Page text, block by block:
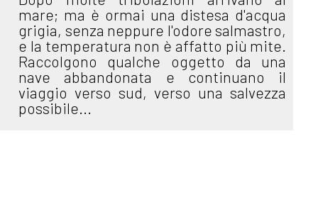
mare; ma è ormai una distesa d'acqua
grigia, senza neppure l'odore salmastro,
e la temperatura non è affatto più mite.
Raccolgono qualche oggetto da una
nave abbandonata e continuano il
viaggio verso sud, verso una salvezza
possibile...